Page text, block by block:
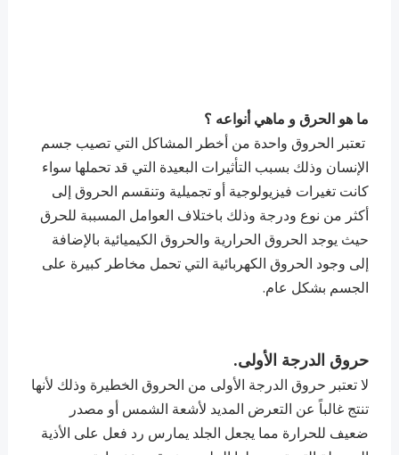
ما هو الحرق و ماهي أنواعه ؟
تعتبر الحروق واحدة من أخطر المشاكل التي تصيب جسم
الإنسان وذلك بسبب التأثيرات البعيدة التي قد تحملها سواء
كانت تغيرات فيزيولوجية أو تجميلية وتنقسم الحروق إلى
أكثر من نوع ودرجة وذلك باختلاف العوامل المسببة للحرق
حيث يوجد الحروق الحرارية والحروق الكيميائية بالإضافة
إلى وجود الحروق الكهربائية التي تحمل مخاطر كبيرة على
الجسم بشكل عام.
حروق الدرجة الأولى.
لا تعتبر حروق الدرجة الأولى من الحروق الخطيرة وذلك لأنها
تنتج غالباً عن التعرض المديد لأشعة الشمس أو مصدر
ضعيف للحرارة مما يجعل الجلد يمارس رد فعل على الأذية